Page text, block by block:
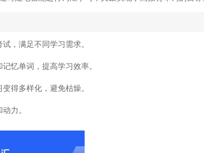
，满足不同学习需求。
忆单词，提高学习效率。
得多样化，避免枯燥。
力。